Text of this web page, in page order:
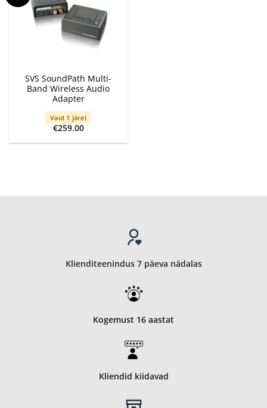
SVS SoundPath Multi-
Band Wireless Audio
Adapter
Vaid 1 järel
€259.00
Klienditeenindus 7 päeva nädalas
Kogemust 16 aastat
Kliendid kiidavad